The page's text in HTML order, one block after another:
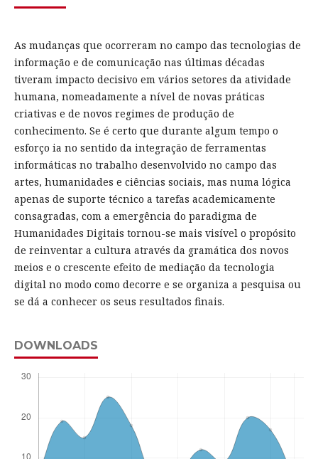
As mudanças que ocorreram no campo das tecnologias de
informação e de comunicação nas últimas décadas
tiveram impacto decisivo em vários setores da atividade
humana, nomeadamente a nível de novas práticas
criativas e de novos regimes de produção de
conhecimento. Se é certo que durante algum tempo o
esforço ia no sentido da integração de ferramentas
informáticas no trabalho desenvolvido no campo das
artes, humanidades e ciências sociais, mas numa lógica
apenas de suporte técnico a tarefas academicamente
consagradas, com a emergência do paradigma de
Humanidades Digitais tornou-se mais visível o propósito
de reinventar a cultura através da gramática dos novos
meios e o crescente efeito de mediação da tecnologia
digital no modo como decorre e se organiza a pesquisa ou
se dá a conhecer os seus resultados finais.
DOWNLOADS